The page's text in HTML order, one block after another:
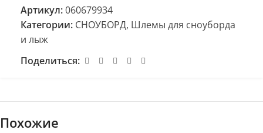
Артикул:060679934
Категории: СНОУБОРД, Шлемы для сноуборда
и лыж
Поделиться:
Похожие